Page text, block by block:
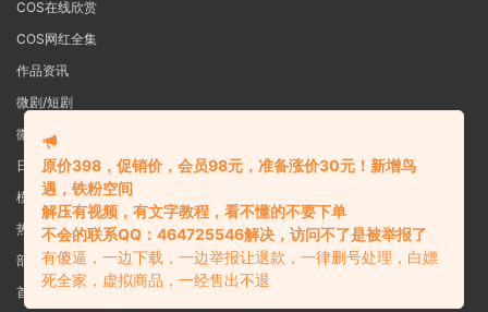
COS在线欣赏
COS网红全集
作品资讯
微剧/短剧
微密圈
日系写真
模特女神
热舞视频
部分预览图
首页
原价398，促销价，会员98元，准备涨价30元！新增鸟
遇，铁粉空间
解压有视频，有文字教程，看不懂的不要下单
不会的联系QQ：464725546解决，访问不了是被举报了
有傻逼，一边下载，一边举报让退款，一律删号处理，白嫖
死全家，虚拟商品，一经售出不退